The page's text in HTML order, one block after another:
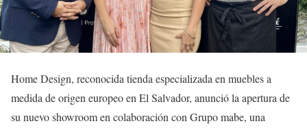
Home Design, reconocida tienda especializada en muebles a
medida de origen europeo en El Salvador, anunció la apertura de
su nuevo showroom en colaboración con Grupo mabe, una